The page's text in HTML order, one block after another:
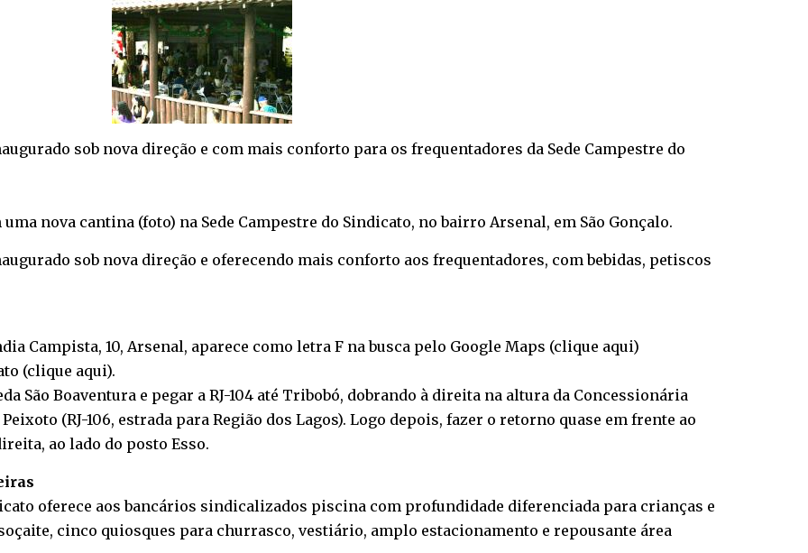
sob nova direção e com mais conforto para os frequentadores da Sede Campestre do
nova cantina (foto) na Sede Campestre do Sindicato, no bairro Arsenal, em São Gonçalo.
sob nova direção e oferecendo mais conforto aos frequentadores, com bebidas, petiscos
Campista, 10, Arsenal, aparece como letra F na busca pelo Google Maps (clique aqui)
(clique aqui).
São Boaventura e pegar a RJ-104 até Tribobó, dobrando à direita na altura da Concessionária
(RJ-106, estrada para Região dos Lagos). Logo depois, fazer o retorno quase em frente ao
ao lado do posto Esso.
oferece aos bancários sindicalizados piscina com profundidade diferenciada para crianças e
cinco quiosques para churrasco, vestiário, amplo estacionamento e repousante área